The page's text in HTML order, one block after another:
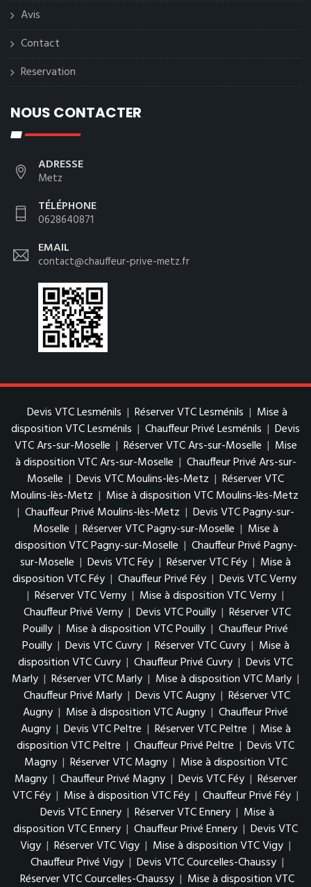
Avis
Contact
Reservation
NOUS CONTACTER
ADRESSE
Metz
TÉLÉPHONE
0628640871
EMAIL
contact@chauffeur-prive-metz.fr
Devis VTC Lesménils | Réserver VTC Lesménils | Mise à
disposition VTC Lesménils | Chauffeur Privé Lesménils | Devis
VTC Ars-sur-Moselle | Réserver VTC Ars-sur-Moselle | Mise
à disposition VTC Ars-sur-Moselle | Chauffeur Privé Ars-sur-
Moselle | Devis VTC Moulins-lès-Metz | Réserver VTC
Moulins-lès-Metz | Mise à disposition VTC Moulins-lès-Metz
| Chauffeur Privé Moulins-lès-Metz | Devis VTC Pagny-sur-
Moselle | Réserver VTC Pagny-sur-Moselle | Mise à
disposition VTC Pagny-sur-Moselle | Chauffeur Privé Pagny-
sur-Moselle | Devis VTC Féy | Réserver VTC Féy | Mise à
disposition VTC Féy | Chauffeur Privé Féy | Devis VTC Verny
| Réserver VTC Verny | Mise à disposition VTC Verny |
Chauffeur Privé Verny | Devis VTC Pouilly | Réserver VTC
Pouilly | Mise à disposition VTC Pouilly | Chauffeur Privé
Pouilly | Devis VTC Cuvry | Réserver VTC Cuvry | Mise à
disposition VTC Cuvry | Chauffeur Privé Cuvry | Devis VTC
Marly | Réserver VTC Marly | Mise à disposition VTC Marly |
Chauffeur Privé Marly | Devis VTC Augny | Réserver VTC
Augny | Mise à disposition VTC Augny | Chauffeur Privé
Augny | Devis VTC Peltre | Réserver VTC Peltre | Mise à
disposition VTC Peltre | Chauffeur Privé Peltre | Devis VTC
Magny | Réserver VTC Magny | Mise à disposition VTC
Magny | Chauffeur Privé Magny | Devis VTC Féy | Réserver
VTC Féy | Mise à disposition VTC Féy | Chauffeur Privé Féy |
Devis VTC Ennery | Réserver VTC Ennery | Mise à
disposition VTC Ennery | Chauffeur Privé Ennery | Devis VTC
Vigy | Réserver VTC Vigy | Mise à disposition VTC Vigy |
Chauffeur Privé Vigy | Devis VTC Courcelles-Chaussy |
Réserver VTC Courcelles-Chaussy | Mise à disposition VTC